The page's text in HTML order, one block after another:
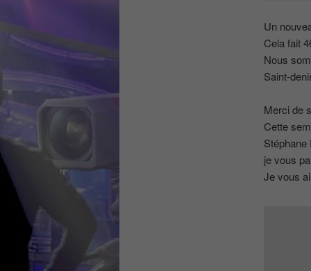
Un
Cela fait
Nous
Saint-
Merci de
Cette
je vous
Je vous